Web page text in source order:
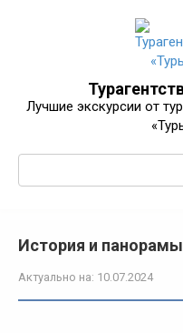
Лучшие экскурсии от
История и
Актуально на: 10.07.2024